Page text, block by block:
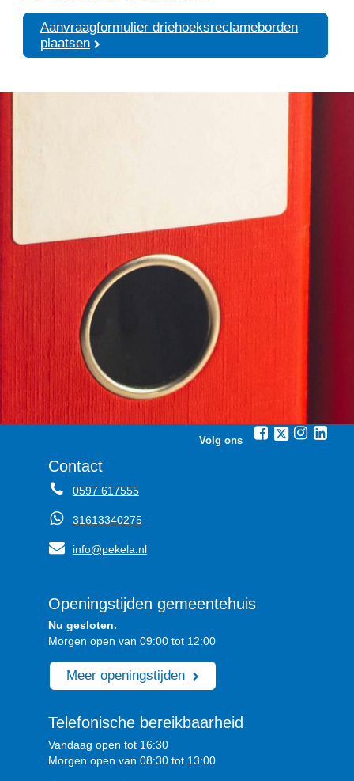
Aanvraagformulier driehoeksreclameborden
plaatsen
Volg ons
Contact
0597 617555
31613340275
info@pekela.nl
Openingstijden gemeentehuis
Nu gesloten.
Morgen open van 09:00 tot 12:00
Meer openingstijden
Telefonische bereikbaarheid
Vandaag open tot 16:30
Morgen open van 08:30 tot 13:00